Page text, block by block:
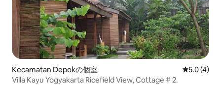
Kecamatan Depokの個室 レビュー4
5.0 (4)
Villa Kayu Yogyakarta Ricefield View, Cottage # 2.